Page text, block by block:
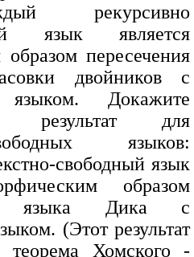
рекурсивно
язык является
пересечения
двойников с
языком. Докажите
результат для
языков:
свободный язык
образом
языка Дика с
(Этот результат
теорема Хомского -